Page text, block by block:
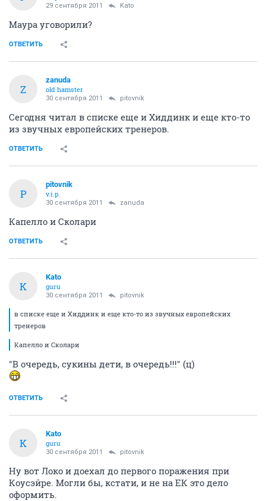
29 сентября 2011 Kato
Маура уговорили?
ОТВЕТИТЬ
Z
zanuda
old hamster
30 сентября 2011 pitovnik
Сегодня читал в списке еще и Хиддинк и еще кто-то
из звучных европейских тренеров.
ОТВЕТИТЬ
P
pitovnik
v.i.p.
30 сентября 2011 zanuda
Капелло и Сколари
ОТВЕТИТЬ
K
Kato
guru
30 сентября 2011 pitovnik
в списке еще и Хиддинк и еще кто-то из звучных европейских
тренеров
Капелло и Сколари
"В очередь, сукины дети, в очередь!!!" (ц)
ОТВЕТИТЬ
K
Kato
guru
30 сентября 2011 pitovnik
Ну вот Локо и доехал до первого поражения при
Коусэйре. Могли бы, кстати, и не на ЕК это дело
оформить.